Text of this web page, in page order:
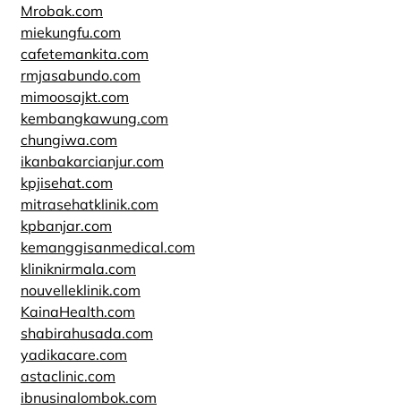
Mrobak.com
miekungfu.com
cafetemankita.com
rmjasabundo.com
mimoosajkt.com
kembangkawung.com
chungiwa.com
ikanbakarcianjur.com
kpjisehat.com
mitrasehatklinik.com
kpbanjar.com
kemanggisanmedical.com
kliniknirmala.com
nouvelleklinik.com
KainaHealth.com
shabirahusada.com
yadikacare.com
astaclinic.com
ibnusinalombok.com